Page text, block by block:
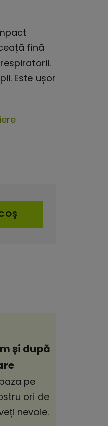
fină
Este ușor
și după
pe
ori de
nevoie.